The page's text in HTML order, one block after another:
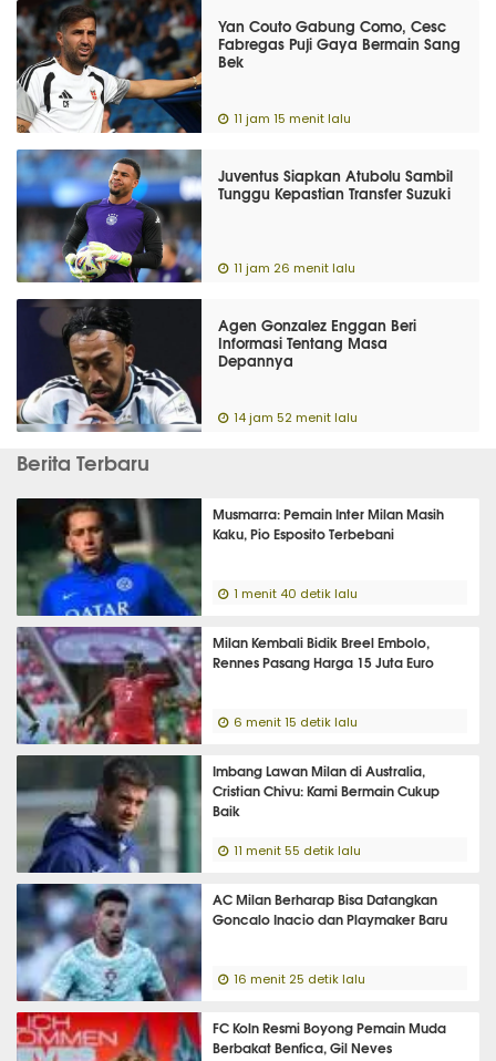
Yan Couto Gabung Como, Cesc
Fabregas Puji Gaya Bermain Sang
Bek
11 jam 15 menit lalu
Juventus Siapkan Atubolu Sambil
Tunggu Kepastian Transfer Suzuki
11 jam 26 menit lalu
Agen Gonzalez Enggan Beri
Informasi Tentang Masa
Depannya
14 jam 52 menit lalu
Berita Terbaru
Musmarra: Pemain Inter Milan Masih
Kaku, Pio Esposito Terbebani
1 menit 40 detik lalu
Milan Kembali Bidik Breel Embolo,
Rennes Pasang Harga 15 Juta Euro
6 menit 15 detik lalu
Imbang Lawan Milan di Australia,
Cristian Chivu: Kami Bermain Cukup
Baik
11 menit 55 detik lalu
AC Milan Berharap Bisa Datangkan
Goncalo Inacio dan Playmaker Baru
16 menit 25 detik lalu
FC Koln Resmi Boyong Pemain Muda
Berbakat Benfica, Gil Neves